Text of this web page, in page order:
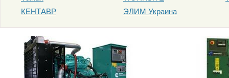
КЕНТАВР
ЭЛИМ Украина